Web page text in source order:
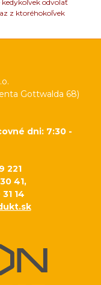
odvolať
z ktoréhokoľvek
Gottwalda 68)
dni: 7:30 -
221
41,
14